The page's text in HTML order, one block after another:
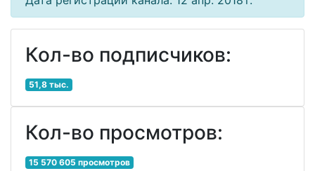
Кол-во подписчиков:
51,8 тыс.
Кол-во просмотров:
15 570 605 просмотров